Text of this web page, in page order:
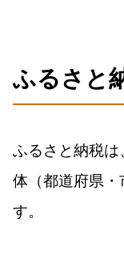
ふるさと
ふるさと納税
体（都道府県
す。